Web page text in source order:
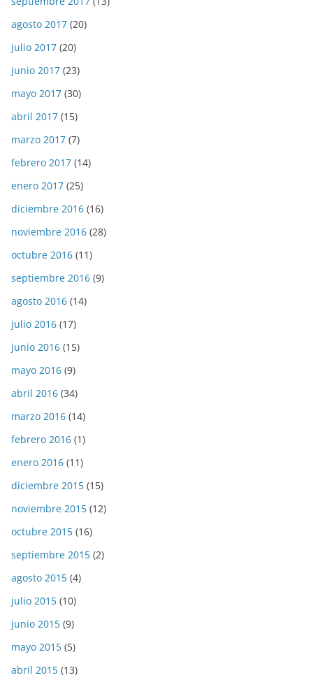
agosto 2017 (20)
julio 2017 (20)
junio 2017 (23)
mayo 2017 (30)
abril 2017 (15)
marzo 2017 (7)
febrero 2017 (14)
enero 2017 (25)
diciembre 2016 (16)
noviembre 2016 (28)
octubre 2016 (11)
septiembre 2016 (9)
agosto 2016 (14)
julio 2016 (17)
junio 2016 (15)
mayo 2016 (9)
abril 2016 (34)
marzo 2016 (14)
febrero 2016 (1)
enero 2016 (11)
diciembre 2015 (15)
noviembre 2015 (12)
octubre 2015 (16)
septiembre 2015 (2)
agosto 2015 (4)
julio 2015 (10)
junio 2015 (9)
mayo 2015 (5)
abril 2015 (13)